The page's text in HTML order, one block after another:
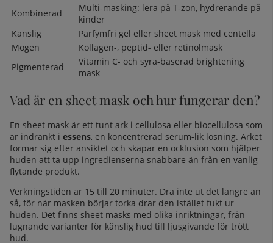
Kombinerad
Multi-masking: lera på T-zon, hydrerande på
kinder
Känslig
Parfymfri gel eller sheet mask med centella
Mogen
Kollagen-, peptid- eller retinolmask
Pigmenterad
Vitamin C- och syra-baserad brightening
mask
Vad är en sheet mask och hur fungerar den?
En sheet mask är ett tunt ark i cellulosa eller biocellulosa som
är indränkt i essens, en koncentrerad serum-lik lösning. Arket
formar sig efter ansiktet och skapar en ocklusion som hjälper
huden att ta upp ingredienserna snabbare än från en vanlig
flytande produkt.
Verkningstiden är 15 till 20 minuter. Dra inte ut det längre än
så, för när masken börjar torka drar den istället fukt ur
huden. Det finns sheet masks med olika inriktningar, från
lugnande varianter för känslig hud till ljusgivande för trött
hud.